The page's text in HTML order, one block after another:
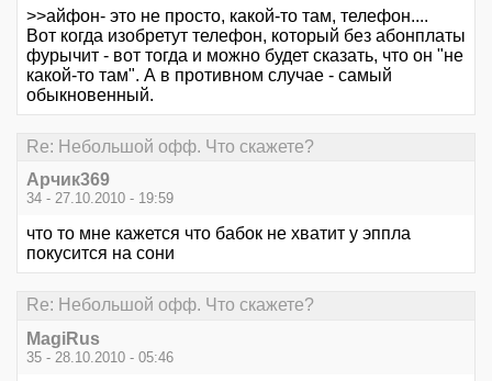
>>айфон- это не просто, какой-то там, телефон....
Вот когда изобретут телефон, который без абонплаты
фурычит - вот тогда и можно будет сказать, что он "не
какой-то там". А в противном случае - самый
обыкновенный.
Re: Небольшой офф. Что скажете?
Арчик369
34 - 27.10.2010 - 19:59
что то мне кажется что бабок не хватит у эппла
покусится на сони
Re: Небольшой офф. Что скажете?
MagiRus
35 - 28.10.2010 - 05:46